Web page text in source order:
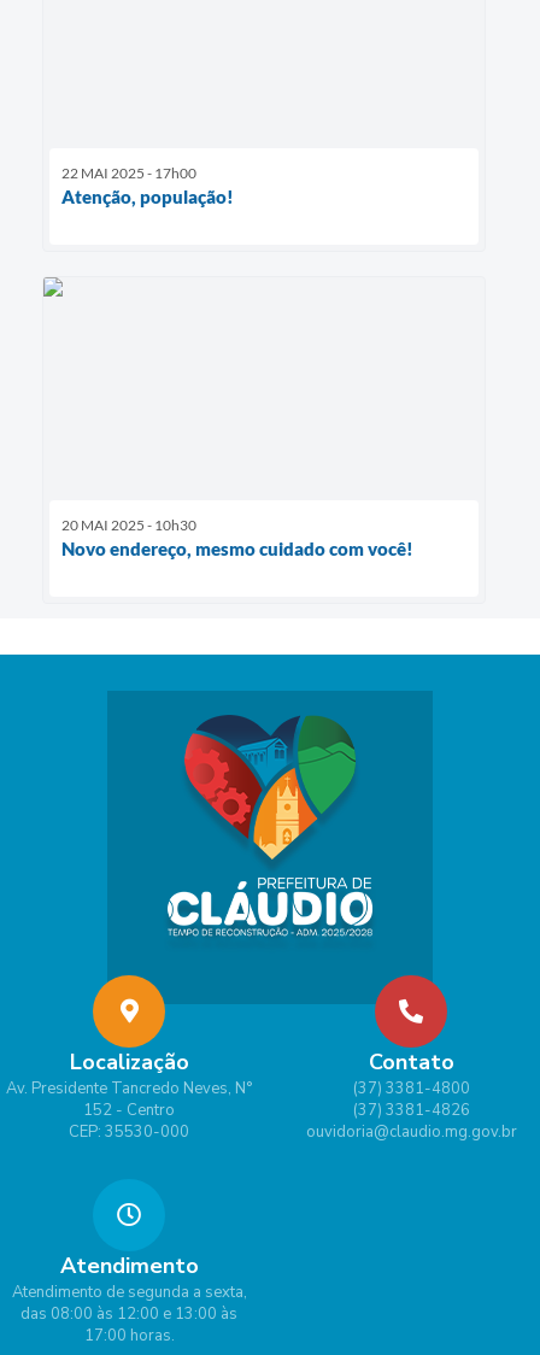
22 MAI 2025 - 17h00
Atenção, população!
20 MAI 2025 - 10h30
Novo endereço, mesmo cuidado com você!
Localização
Av. Presidente Tancredo Neves, N°
152 - Centro
CEP: 35530-000
Contato
(37) 3381-4800
(37) 3381-4826
ouvidoria@claudio.mg.gov.br
Atendimento
Atendimento de segunda a sexta,
das 08:00 às 12:00 e 13:00 às
17:00 horas.